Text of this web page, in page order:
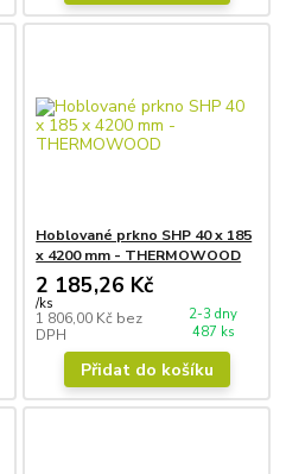
Hoblované prkno SHP 40 x 185
x 4200 mm - THERMOWOOD
2 185,26 Kč
/ks
1 806,00 Kč bez
DPH
2-3 dny
487 ks
Přidat do košíku